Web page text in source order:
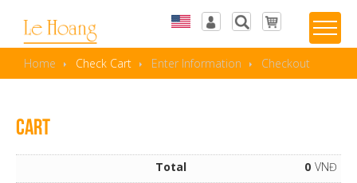
Home Check Cart Enter Information Checkout
Cart
Total 0 VNĐ